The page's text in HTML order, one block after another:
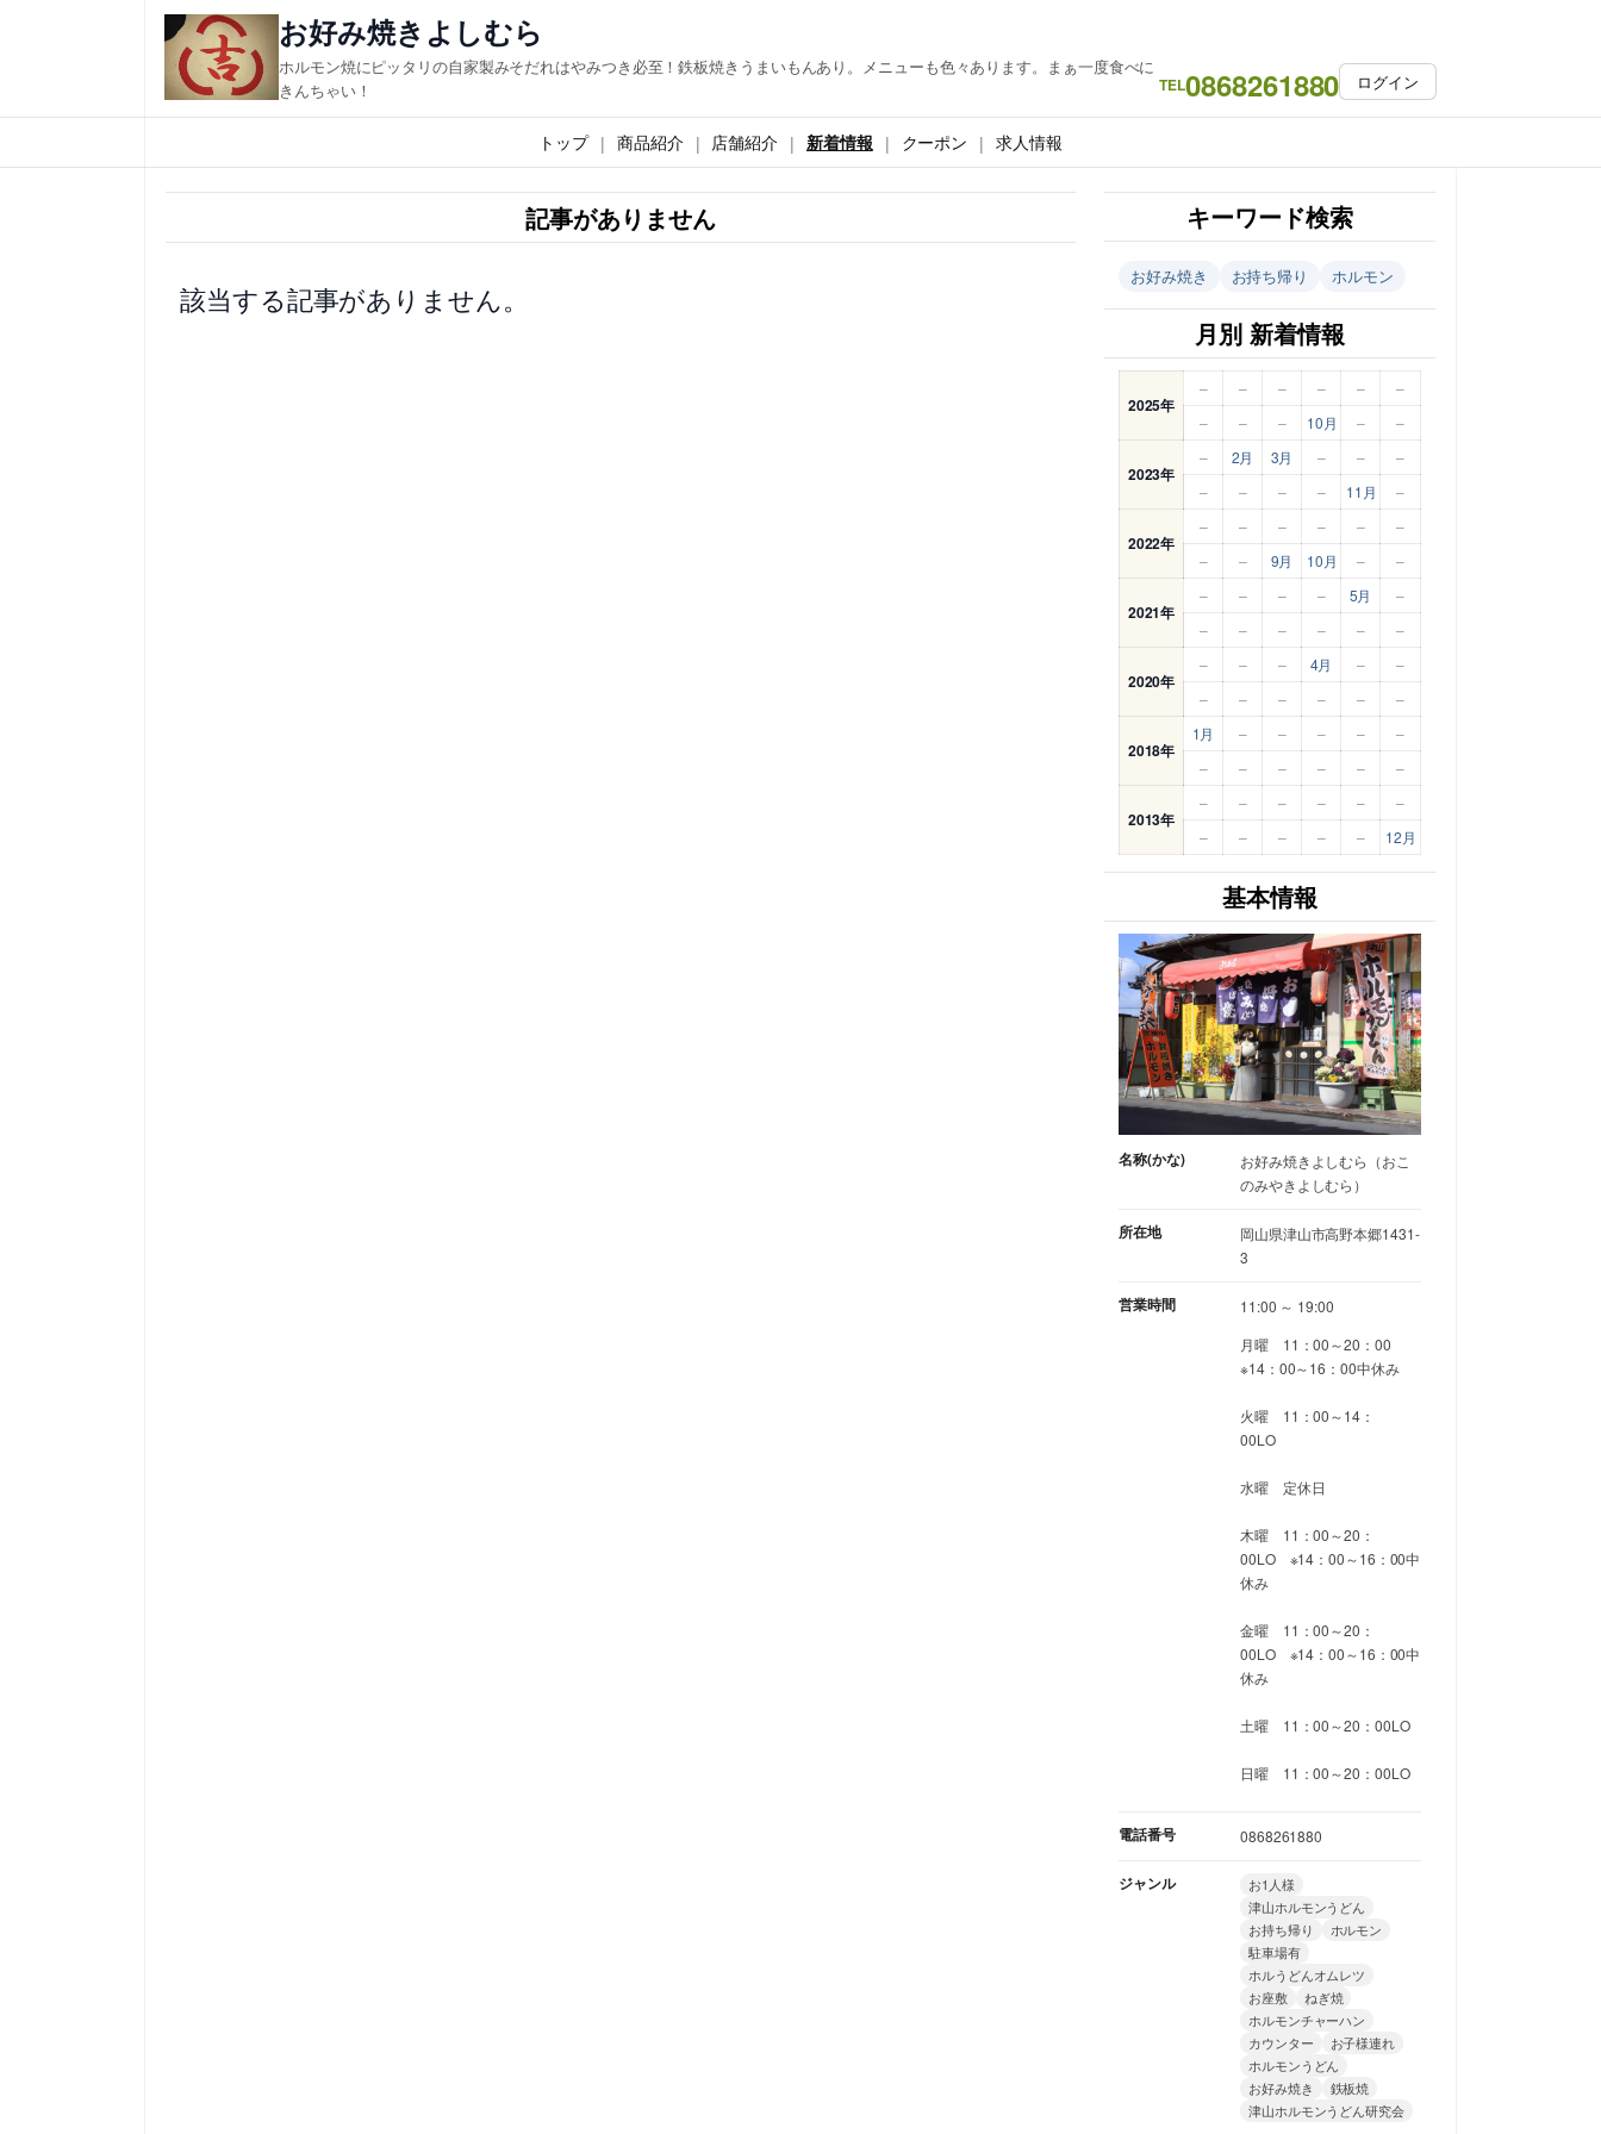
ス
キ
お好み焼きよしむら
ホルモン焼にピッタリの自家製みそだれはやみつき必至！鉄板焼きうまいもんあり。メニューも色々あります。まぁ一度食べに
きんちゃい！
TEL0868261880 ログイン
トップ 商品紹介 店舗紹介 新着情報 クーポン 求人情報
記事がありません
該当する記事がありません。
キーワード検索
お好み焼き お持ち帰り ホルモン
月別 新着情報
2025年
– – – – –
–
–
– – 10月 – –
2023年
– 2月 3月 – –
–
–
– – – 11月 –
2022年
– – – – –
–
–
– 9月 10月 – –
2021年
– – – – 5月
–
–
– – – – –
2020年
– – – 4月 –
–
–
– – – – –
2018年
1月 – – – –
–
–
– – – – –
2013年
– – – – –
–
–
– – – – 12月
基本情報
名称(かな)
お好み焼きよしむら（おこ
のみやきよしむら）
所在地
岡山県津山市高野本郷1431-
3
営業時間
11:00 ～ 19:00
月曜 11：00～20：00
※14：00～16：00中休み
火曜 11：00～14：
00LO
水曜 定休日
木曜 11：00～20：
00LO ※14：00～16：00中
休み
金曜 11：00～20：
00LO ※14：00～16：00中
休み
土曜 11：00～20：00LO
日曜 11：00～20：00LO
電話番号 0868261880
ジャンル
お1人様
津山ホルモンうどん
お持ち帰り
ホルモン
駐車場有
ホルうどんオムレツ
お座敷
ねぎ焼
ホルモンチャーハン
カウンター
お子様連れ
ホルモンうどん
お好み焼き
鉄板焼
津山ホルモンうどん研究会